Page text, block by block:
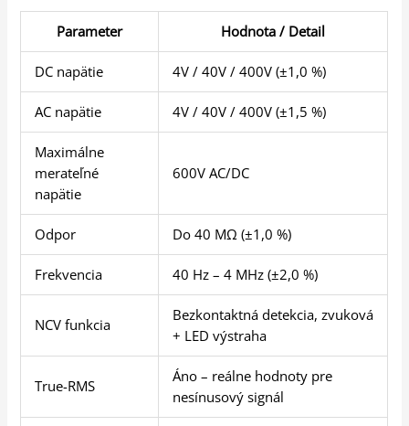
Parameter Hodnota / Detail
DC napätie 4V / 40V / 400V (±1,0 %)
AC napätie 4V / 40V / 400V (±1,5 %)
Maximálne
merateľné
napätie
600V AC/DC
Odpor Do 40 MΩ (±1,0 %)
Frekvencia 40 Hz – 4 MHz (±2,0 %)
NCV funkcia
Bezkontaktná detekcia, zvuková
+ LED výstraha
True-RMS
Áno – reálne hodnoty pre
nesínusový signál